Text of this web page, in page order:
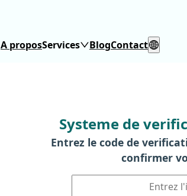
A proposServices BlogContact
Systeme de
Entrez le code de
confirmer